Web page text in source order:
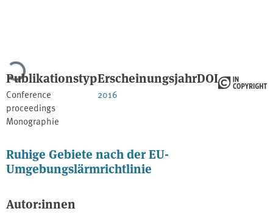
Lade...
Publikationstyp
Conference
proceedings
Monographie
Erscheinungsjahr
2016
DOI
Ruhige Gebiete nach der EU-
Umgebungslärmrichtlinie
Autor:innen